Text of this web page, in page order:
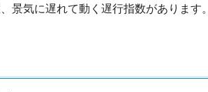
景気に遅れて動く遅行指数があります。